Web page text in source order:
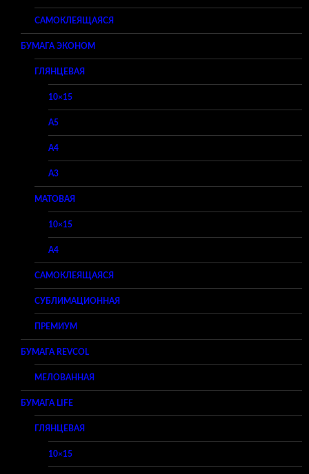
САМОКЛЕЯЩАЯСЯ
БУМАГА ЭКОНОМ
ГЛЯНЦЕВАЯ
10×15
A5
A4
A3
МАТОВАЯ
10×15
A4
САМОКЛЕЯЩАЯСЯ
СУБЛИМАЦИОННАЯ
ПРЕМИУМ
БУМАГА REVCOL
МЕЛОВАННАЯ
БУМАГА LIFE
ГЛЯНЦЕВАЯ
10×15